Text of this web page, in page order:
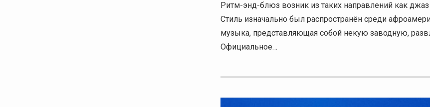
Ритм-энд-блюз возник из таких направлений как
Стиль изначально был распространён среди
музыка, представляющая собой некую заводную,
Официальное…